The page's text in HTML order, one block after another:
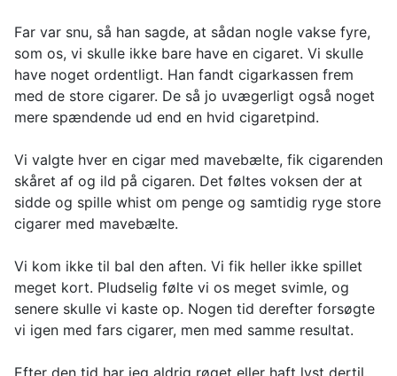
Far var snu, så han sagde, at sådan nogle vakse fyre,
som os, vi skulle ikke bare have en cigaret. Vi skulle
have noget ordentligt. Han fandt cigarkassen frem
med de store cigarer. De så jo uvægerligt også noget
mere spændende ud end en hvid cigaretpind.
Vi valgte hver en cigar med mavebælte, fik cigarenden
skåret af og ild på cigaren. Det føltes voksen der at
sidde og spille whist om penge og samtidig ryge store
cigarer med mavebælte.
Vi kom ikke til bal den aften. Vi fik heller ikke spillet
meget kort. Pludselig følte vi os meget svimle, og
senere skulle vi kaste op. Nogen tid derefter forsøgte
vi igen med fars cigarer, men med samme resultat.